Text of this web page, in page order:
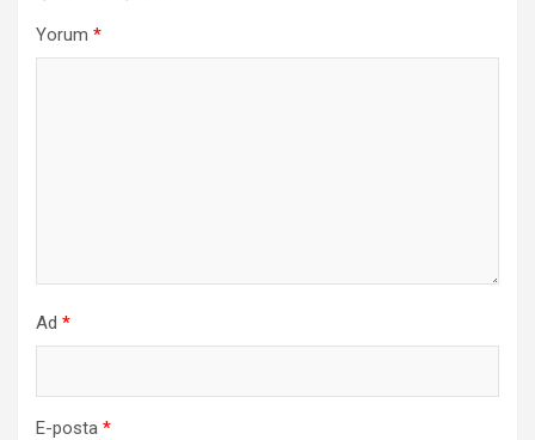
Yorum *
Ad *
E-posta *